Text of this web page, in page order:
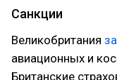
Санкции
Великобритания
авиационных и
Британские